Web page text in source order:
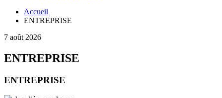
Accueil
ENTREPRISE
7 août 2026
ENTREPRISE
ENTREPRISE